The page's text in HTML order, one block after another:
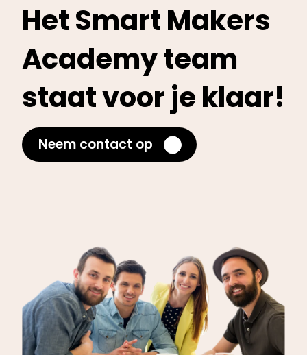
Het Smart Makers
Academy team
staat voor je klaar!
Neem contact op